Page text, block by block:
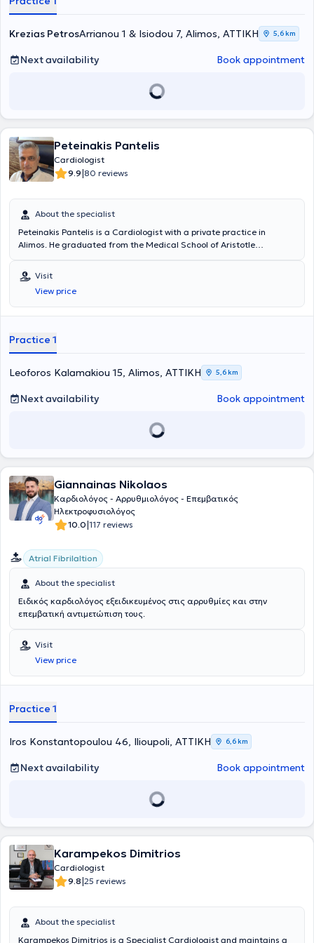
Krezias PetrosArrianou 1 & Isiodou 7, Alimos, ΑΤΤΙΚΗ 5,6 km
Next availability Book appointment
Peteinakis Pantelis
Cardiologist
9.9|80 reviews
About the specialist
Peteinakis Pantelis is a Cardiologist with a private practice in
Alimos. He graduated from the Medical School of Aristotle
clinical cardiology, and arterial hypertension. Additionally, he has
extensive experience, having worked in major hospitals in Athens,
such as IASO General Hospital and the Onassis Cardiac Surgery
Center.
Visit
View price
Practice 1
Leoforos Kalamakiou 15, Alimos, ΑΤΤΙΚΗ 5,6 km
Next availability Book appointment
Giannainas Nikolaos
Καρδιολόγος - Αρρυθμιολόγος - Επεμβατικός
Ηλεκτροφυσιολόγος
10.0|117 reviews
Atrial Fibrilaltion
About the specialist
Ειδικός καρδιολόγος εξειδικευμένος στις αρρυθμίες και στην
επεμβατική αντιμετώπιση τους.
Visit
View price
Practice 1
Iros Konstantopoulou 46, Ilioupoli, ΑΤΤΙΚΗ 6,6 km
Next availability Book appointment
Karampekos Dimitrios
Cardiologist
9.8|25 reviews
About the specialist
Karampekos Dimitrios is a Specialist Cardiologist and maintains a